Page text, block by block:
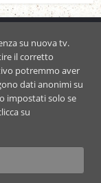
NUOVA TV
su nuova tv.
il corretto
potremmo aver
dati anonimi su
impostati solo se
su